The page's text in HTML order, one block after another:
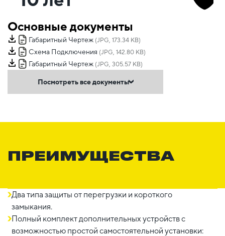
Основные документы
Габаритный Чертеж (JPG, 173.34 KB)
Схема Подключения (JPG, 142.80 KB)
Габаритный Чертеж (JPG, 305.57 KB)
Посмотреть все документы
ПРЕИМУЩЕСТВА
Два типа защиты от перегрузки и короткого
замыкания.
Полный комплект дополнительных устройств с
возможностью простой самостоятельной установки: